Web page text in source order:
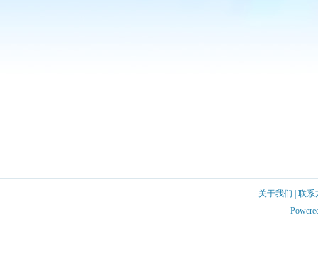
关于我们
联系